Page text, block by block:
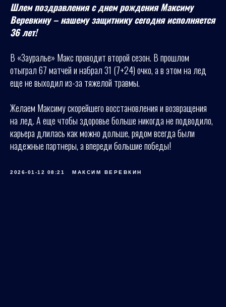
Шлем поздравления с днем рождения Максиму
Веревкину – нашему защитнику сегодня исполняется
36 лет!
В «Зауралье» Макс проводит второй сезон. В прошлом
отыграл 67 матчей и набрал 31 (7+24) очко, а в этом на лед
еще не выходил из-за тяжелой травмы.
Желаем Максиму скорейшего восстановления и возвращения
на лед. А еще чтобы здоровье больше никогда не подводило,
карьера длилась как можно дольше, рядом всегда были
надежные партнеры, а впереди большие победы!
2026-01-12 08:21 МАКСИМ ВЕРЕВКИН